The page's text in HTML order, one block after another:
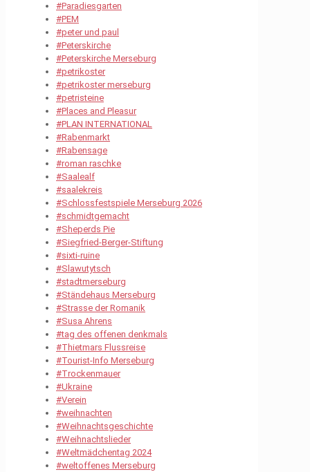
#Paradiesgarten
#PEM
#peter und paul
#Peterskirche
#Peterskirche Merseburg
#petrikoster
#petrikoster merseburg
#petristeine
#Places and Pleasur
#PLAN INTERNATIONAL
#Rabenmarkt
#Rabensage
#roman raschke
#Saalealf
#saalekreis
#Schlossfestspiele Merseburg 2026
#schmidtgemacht
#Sheperds Pie
#Siegfried-Berger-Stiftung
#sixti-ruine
#Slawutytsch
#stadtmerseburg
#Ständehaus Merseburg
#Strasse der Romanik
#Susa Ahrens
#tag des offenen denkmals
#Thietmars Flussreise
#Tourist-Info Merseburg
#Trockenmauer
#Ukraine
#Verein
#weihnachten
#Weihnachtsgeschichte
#Weihnachtslieder
#Weltmädchentag 2024
#weltoffenes Merseburg